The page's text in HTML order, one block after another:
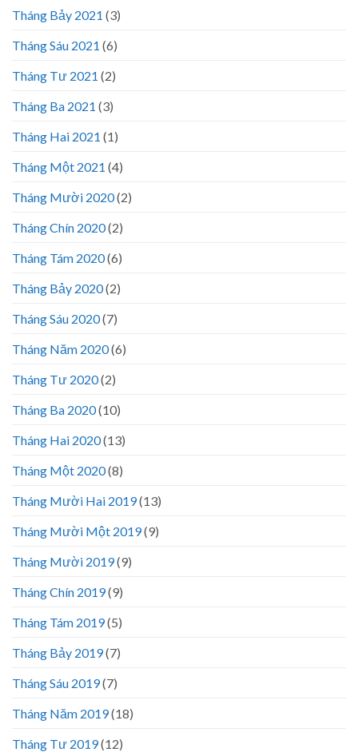
Tháng Bảy 2021 (3)
Tháng Sáu 2021 (6)
Tháng Tư 2021 (2)
Tháng Ba 2021 (3)
Tháng Hai 2021 (1)
Tháng Một 2021 (4)
Tháng Mười 2020(2)
Tháng Chín 2020(2)
Tháng Tám 2020(6)
Tháng Bảy 2020(2)
Tháng Sáu 2020(7)
Tháng Năm 2020(6)
Tháng Tư 2020(2)
Tháng Ba 2020(10)
Tháng Hai 2020(13)
Tháng Một 2020(8)
Tháng Mười Hai 2019(13)
Tháng Mười Một 2019(9)
Tháng Mười 2019(9)
Tháng Chín 2019(9)
Tháng Tám 2019(5)
Tháng Bảy 2019(7)
Tháng Sáu 2019(7)
Tháng Năm 2019(18)
Tháng Tư 2019(12)